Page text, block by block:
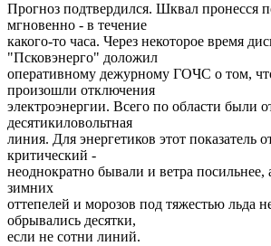
Прогноз подтвердился. Шквал пронесся
мгновенно - в течение
какого-то часа. Через некоторое время
"Псковэнерго" доложил
оперативному дежурному ГОЧС о том,
произошли отключения
электроэнергии. Всего по области были
десятикиловольтная
линия. Для энергетиков этот показатель
критический -
неоднократно бывали и ветра посильнее,
зимних
оттепелей и морозов под тяжестью льда
обрывались десятки,
если не сотни линий.